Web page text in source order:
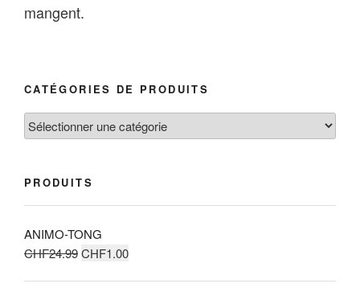
mangent.
CATÉGORIES DE PRODUITS
PRODUITS
ANIMO-TONG
CHF24.99Le
CHF1.00Le